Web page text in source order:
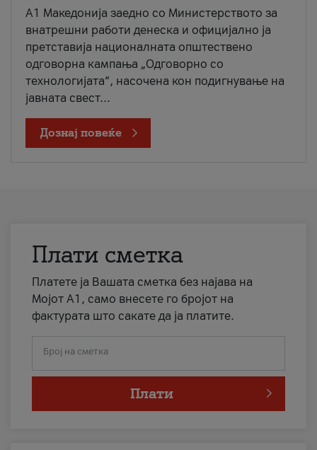
A1 Македонија заедно со Министерството за
внатрешни работи денеска и официјално ја
претставија националната општествено
одговорна кампања „Одговорно со
технологијата“, насочена кон подигнување на
јавната свест...
Дознај повеќе
Плати сметка
Платете ја Вашата сметка без најава на
Мојот А1, само внесете го бројот на
фактурата што сакате да ја платите.
Број на сметка
Плати